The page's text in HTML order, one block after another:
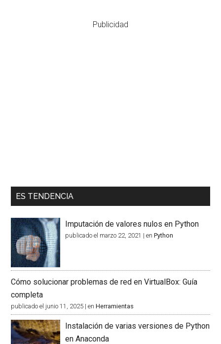
Publicidad
ES TENDENCIA
Imputación de valores nulos en Python
publicado el marzo 22, 2021 |enPython
Cómo solucionar problemas de red en VirtualBox: Guía
completa
publicado el junio 11, 2025 |enHerramientas
Instalación de varias versiones de Python
en Anaconda